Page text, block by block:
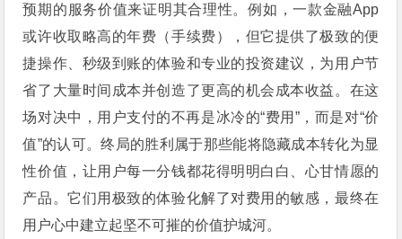
预期的服务价值来证明其合理性。例如，一款金融App
或许收取略高的年费（手续费），但它提供了极致的便
捷操作、秒级到账的体验和专业的投资建议，为用户节
省了大量时间成本并创造了更高的机会成本收益。在这
场对决中，用户支付的不再是冰冷的“费用”，而是对“价
值”的认可。终局的胜利属于那些能将隐藏成本转化为显
性价值，让用户每一分钱都花得明明白白、心甘情愿的
产品。它们用极致的体验化解了对费用的敏感，最终在
用户心中建立起坚不可摧的价值护城河。